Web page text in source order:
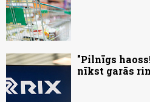
"Pilnīgs
nīkst garās